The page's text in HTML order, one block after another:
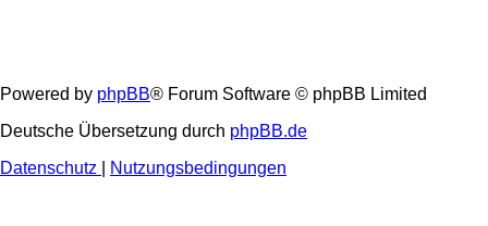
Powered by phpBB® Forum Software © phpBB Limited
Deutsche Übersetzung durch phpBB.de
Datenschutz
Nutzungsbedingungen